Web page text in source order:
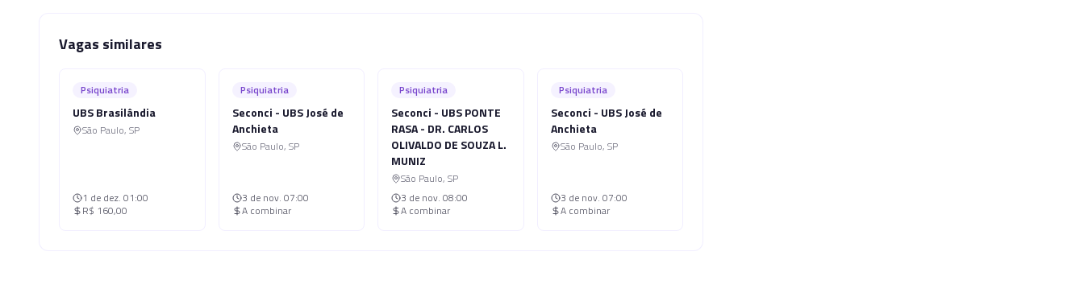
Vagas similares
Psiquiatria
UBS Brasilândia
São Paulo, SP
1 de dez. 01:00
R$ 160,00
Psiquiatria
Seconci - UBS José de
Anchieta
São Paulo, SP
3 de nov. 07:00
A combinar
Psiquiatria
Seconci - UBS PONTE
RASA - DR. CARLOS
OLIVALDO DE SOUZA L.
MUNIZ
São Paulo, SP
3 de nov. 08:00
A combinar
Psiquiatria
Seconci - UBS José de
Anchieta
São Paulo, SP
3 de nov. 07:00
A combinar